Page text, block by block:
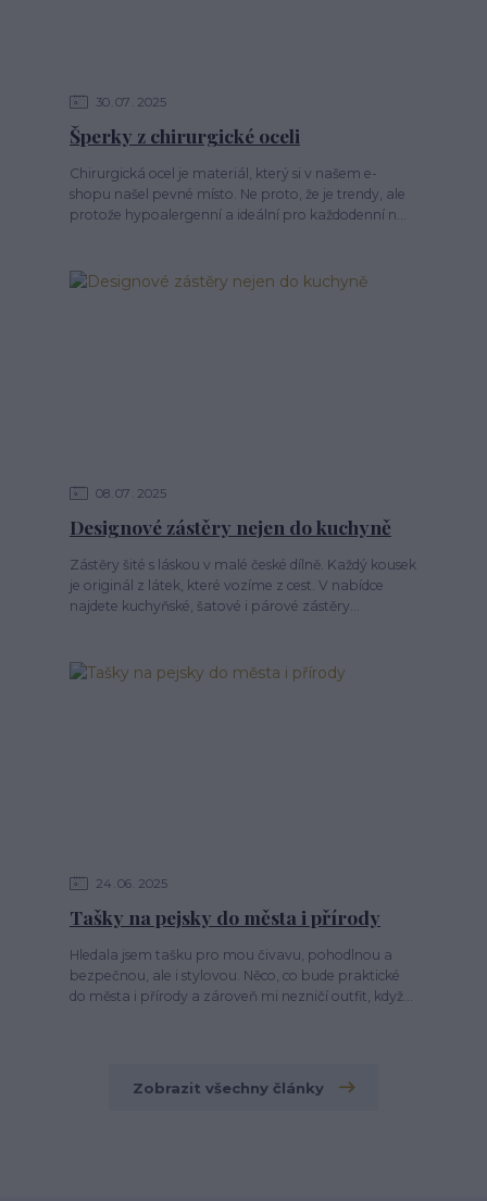
30 07 2025
Šperky z chirurgické oceli
Chirurgická ocel je materiál, který si v našem e-
shopu našel pevné místo. Ne proto, že je trendy, ale
protože hypoalergenní a ideální pro každodenní n...
08 07 2025
Designové zástěry nejen do kuchyně
Zástěry šité s láskou v malé české dílně. Každý kousek
je originál z látek, které vozíme z cest. V nabídce
najdete kuchyňské, šatové i párové zástěry...
24 06 2025
Tašky na pejsky do města i přírody
Hledala jsem tašku pro mou čivavu, pohodlnou a
bezpečnou, ale i stylovou. Něco, co bude praktické
do města i přírody a zároveň mi nezničí outfit, když...
Zobrazit všechny články